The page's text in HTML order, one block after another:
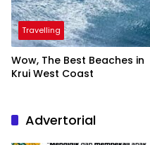
Travelling
Wow, The Best Beaches in
Krui West Coast
Advertorial